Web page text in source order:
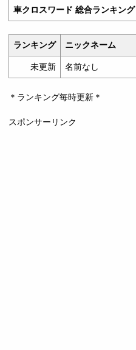
車クロスワード 総合ランキング
ランキング ニックネーム
未更新 名前なし
＊ランキング毎時更新＊
スポンサーリンク